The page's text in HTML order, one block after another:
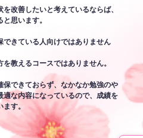
改善したいと考えているならば、
思います。
きている人向けではありません
教えるコースではありません。
保できておらず、なかなか勉強のや
適な内容になっているので、成績を
す。